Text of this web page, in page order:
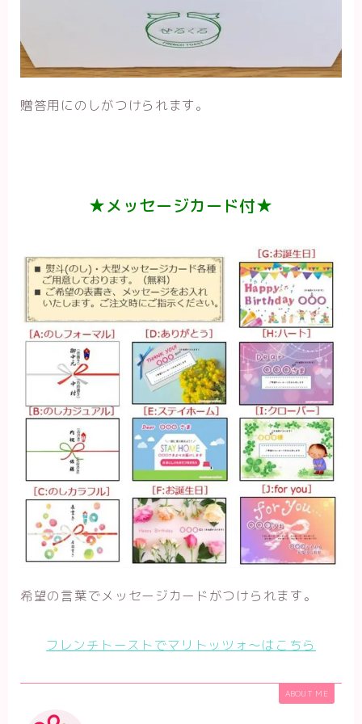
贈答用にのしがつけられます。
★メッセージカード付★
希望の言葉でメッセージカードがつけられます。
フレンチトーストでマリトッツォ～はこちら
ABOUT ME